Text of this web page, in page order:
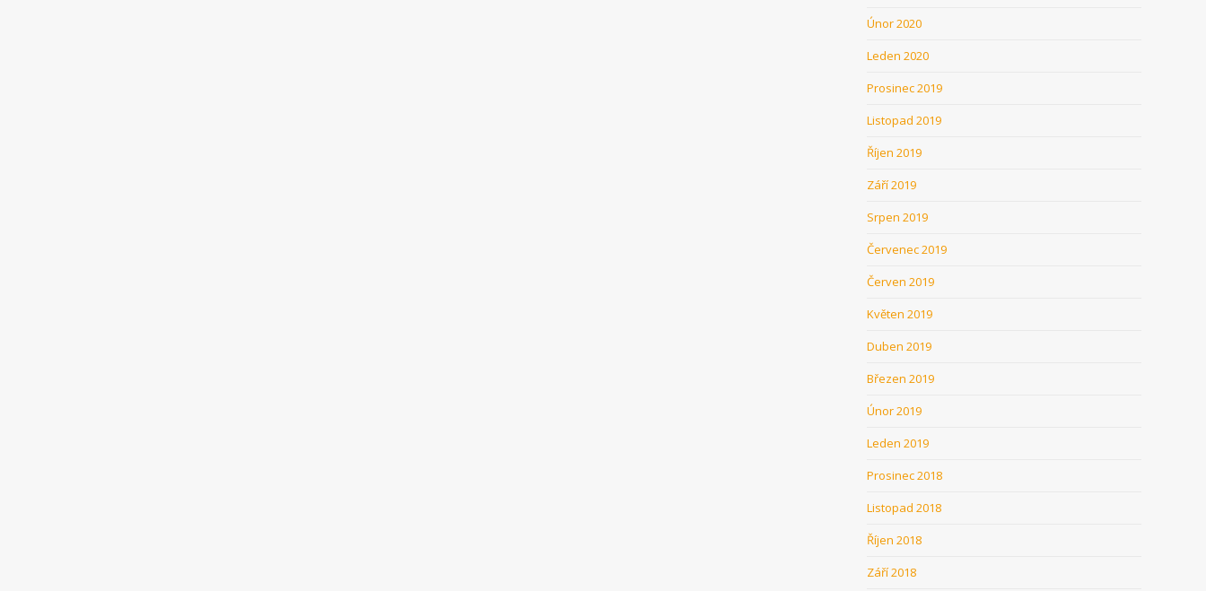
Únor 2020
Leden 2020
Prosinec 2019
Listopad 2019
Říjen 2019
Září 2019
Srpen 2019
Červenec 2019
Červen 2019
Květen 2019
Duben 2019
Březen 2019
Únor 2019
Leden 2019
Prosinec 2018
Listopad 2018
Říjen 2018
Září 2018